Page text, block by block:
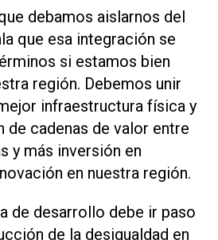
debamos aislarnos del
que esa integración se
si estamos bien
región. Debemos unir
infraestructura física y
de cadenas de valor entre
y más inversión en
en nuestra región.
de desarrollo debe ir paso
de la desigualdad en